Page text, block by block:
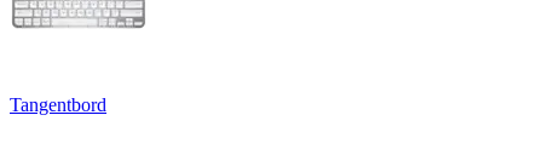
Tangentbord